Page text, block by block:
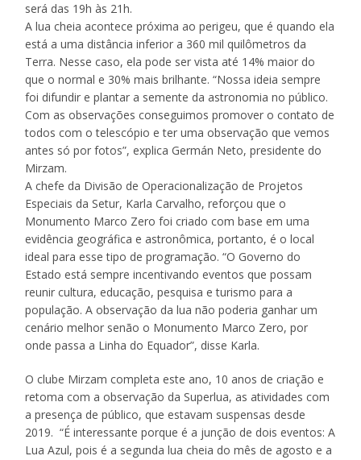
será das 19h às 21h.
A lua cheia acontece próxima ao perigeu, que é quando ela
está a uma distância inferior a 360 mil quilômetros da
Terra. Nesse caso, ela pode ser vista até 14% maior do
que o normal e 30% mais brilhante. “Nossa ideia sempre
foi difundir e plantar a semente da astronomia no público.
Com as observações conseguimos promover o contato de
todos com o telescópio e ter uma observação que vemos
antes só por fotos”, explica Germán Neto, presidente do
Mirzam.
A chefe da Divisão de Operacionalização de Projetos
Especiais da Setur, Karla Carvalho, reforçou que o
Monumento Marco Zero foi criado com base em uma
evidência geográfica e astronômica, portanto, é o local
ideal para esse tipo de programação. “O Governo do
Estado está sempre incentivando eventos que possam
reunir cultura, educação, pesquisa e turismo para a
população. A observação da lua não poderia ganhar um
cenário melhor senão o Monumento Marco Zero, por
onde passa a Linha do Equador”, disse Karla.
O clube Mirzam completa este ano, 10 anos de criação e
retoma com a observação da Superlua, as atividades com
a presença de público, que estavam suspensas desde
2019. “É interessante porque é a junção de dois eventos: A
Lua Azul, pois é a segunda lua cheia do mês de agosto e a